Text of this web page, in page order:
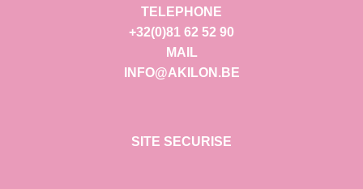
TELEPHONE
+32(0)81 62 52 90
MAIL
INFO@AKILON.BE
SITE SECURISE